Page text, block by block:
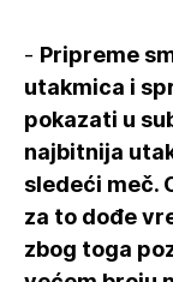
- Pripreme
utakmica i
pokazati u
najbitnija
sledeći meč.
za to dođe
zbog toga